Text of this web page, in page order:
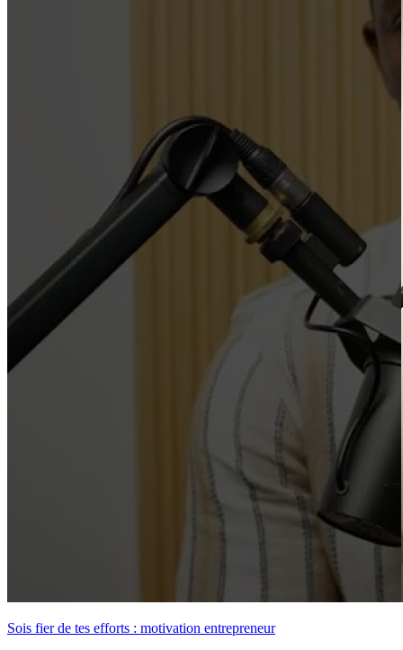
Sois fier de tes efforts : motivation entrepreneur